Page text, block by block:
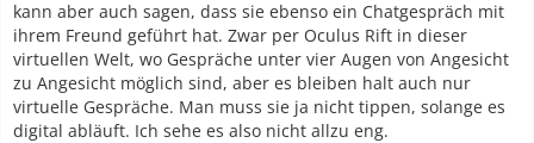
kann aber auch sagen, dass sie ebenso ein Chatgespräch mit
ihrem Freund geführt hat. Zwar per Oculus Rift in dieser
virtuellen Welt, wo Gespräche unter vier Augen von Angesicht
zu Angesicht möglich sind, aber es bleiben halt auch nur
virtuelle Gespräche. Man muss sie ja nicht tippen, solange es
digital abläuft. Ich sehe es also nicht allzu eng.